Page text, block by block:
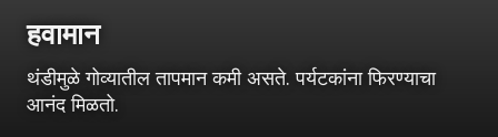
हवामान
थंडीमुळे गोव्यातील तापमान कमी असते. पर्यटकांना फिरण्याचा
आनंद मिळतो.